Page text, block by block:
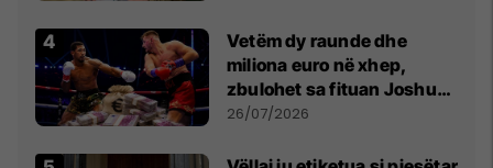
Vetëm dy raunde dhe
miliona euro në xhep,
zbulohet sa fituan Joshua
e Prenga
26/07/2026